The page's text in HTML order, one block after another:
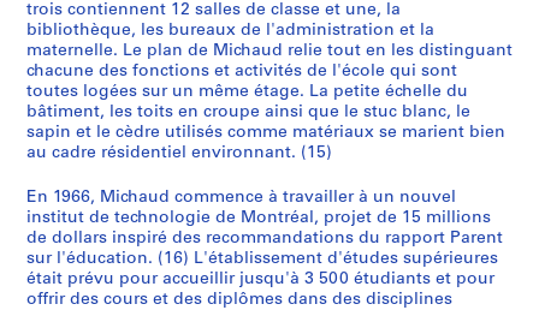
trois contiennent 12 salles de classe et une, la
bibliothèque, les bureaux de l'administration et la
maternelle. Le plan de Michaud relie tout en les distinguant
chacune des fonctions et activités de l'école qui sont
toutes logées sur un même étage. La petite échelle du
bâtiment, les toits en croupe ainsi que le stuc blanc, le
sapin et le cèdre utilisés comme matériaux se marient bien
au cadre résidentiel environnant. (15)
En 1966, Michaud commence à travailler à un nouvel
institut de technologie de Montréal, projet de 15 millions
de dollars inspiré des recommandations du rapport Parent
sur l'éducation. (16) L'établissement d'études supérieures
était prévu pour accueillir jusqu'à 3 500 étudiants et pour
offrir des cours et des diplômes dans des disciplines